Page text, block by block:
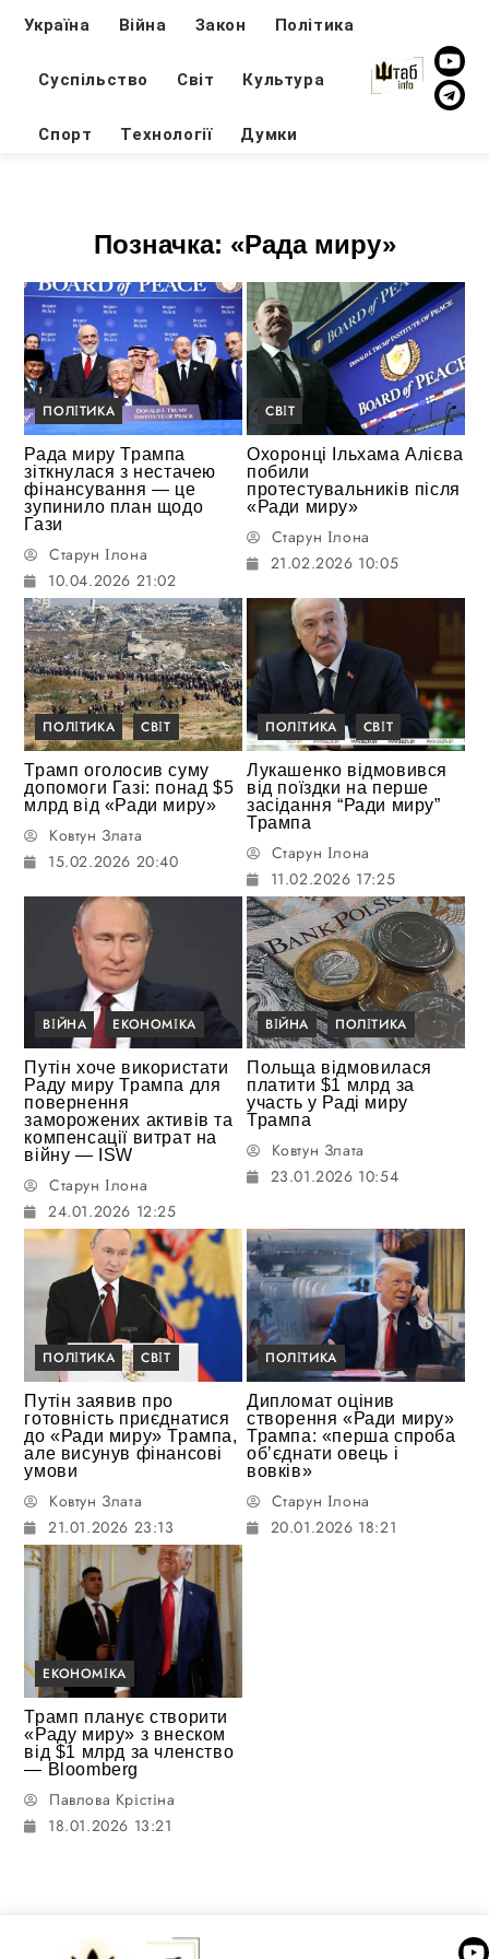
Україна Війна Закон Політика
Суспільство Світ Культура
Спорт Технології Думки
Позначка: «Рада миру»
ПОЛІТИКА
Рада миру Трампа
зіткнулася з нестачею
фінансування — це
зупинило план щодо
Гази
Старун Ілона
10.04.2026 21:02
СВІТ
Охоронці Ільхама Алієва
побили
протестувальників після
«Ради миру»
Старун Ілона
21.02.2026 10:05
ПОЛІТИКА СВІТ
Трамп оголосив суму
допомоги Газі: понад $5
млрд від «Ради миру»
Ковтун Злата
15.02.2026 20:40
ПОЛІТИКА СВІТ
Лукашенко відмовився
від поїздки на перше
засідання “Ради миру”
Трампа
Старун Ілона
11.02.2026 17:25
ВІЙНА ЕКОНОМІКА
Путін хоче використати
Раду миру Трампа для
повернення
заморожених активів та
компенсації витрат на
війну — ISW
Старун Ілона
24.01.2026 12:25
ВІЙНА ПОЛІТИКА
Польща відмовилася
платити $1 млрд за
участь у Раді миру
Трампа
Ковтун Злата
23.01.2026 10:54
ПОЛІТИКА СВІТ
Путін заявив про
готовність приєднатися
до «Ради миру» Трампа,
але висунув фінансові
умови
Ковтун Злата
21.01.2026 23:13
ПОЛІТИКА
Дипломат оцінив
створення «Ради миру»
Трампа: «перша спроба
обʼєднати овець і
вовків»
Старун Ілона
20.01.2026 18:21
ЕКОНОМІКА
Трамп планує створити
«Раду миру» з внеском
від $1 млрд за членство
— Bloomberg
Павлова Крістіна
18.01.2026 13:21